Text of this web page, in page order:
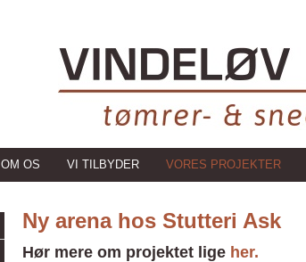
OM OS VI TILBYDER VORES PROJEKTER
Ny arena hos Stutteri Ask
Hør mere om projektet lige her.